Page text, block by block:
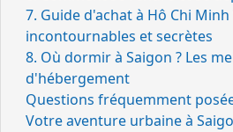
7. Guide d'achat à Hô Chi Minh
incontournables et secrètes
8. Où dormir à Saigon ? Les
d'hébergement
Questions fréquemment
Votre aventure urbaine à